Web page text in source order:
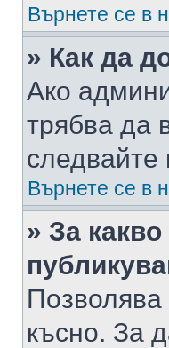
Върнете се в
» Как да
Ако
трябва да
следвайте
Върнете се в
» За
Позволява
късно. За